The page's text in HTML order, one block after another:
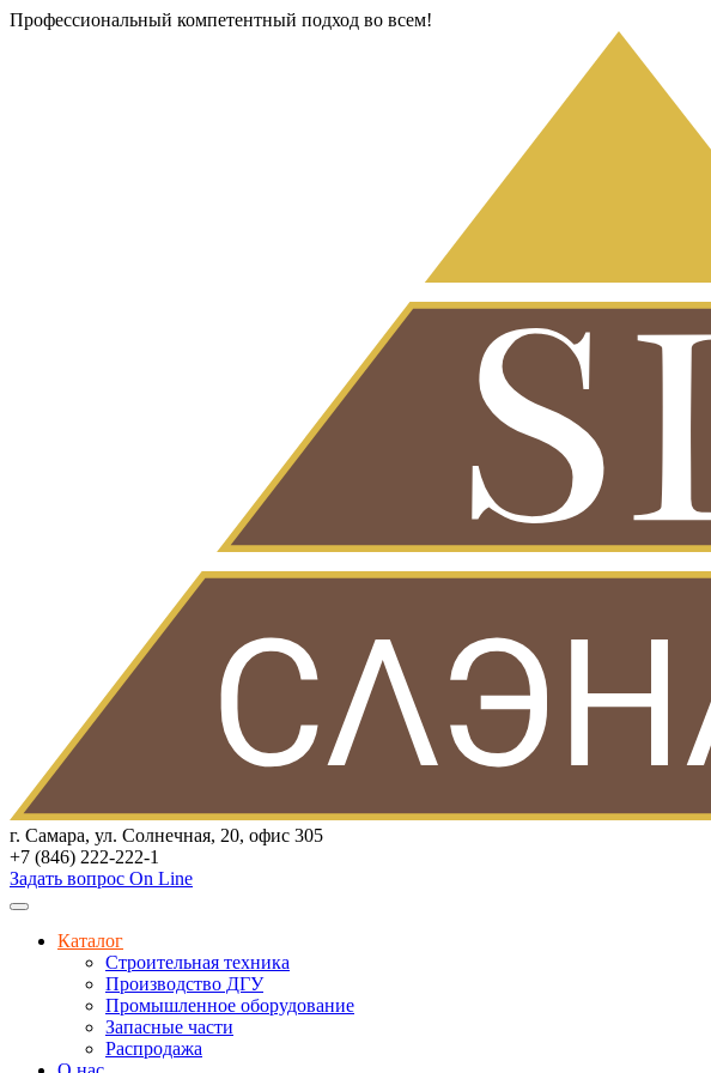
Профессиональный компетентный подход во всем!
г. Самара, ул. Солнечная, 20, офис 305
+7 (846) 222-222-1
Задать вопрос On Line
Каталог
Строительная техника
Производство ДГУ
Промышленное оборудование
Запасные части
Распродажа